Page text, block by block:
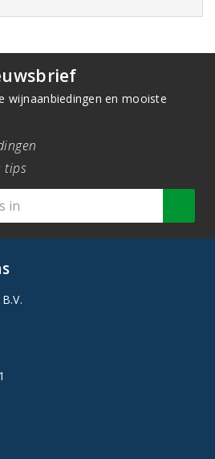
wijnaanbiedingen en mooiste
tips